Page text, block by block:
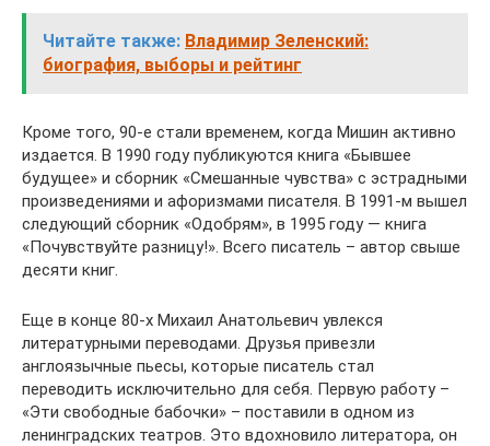
Читайте также: Владимир Зеленский:
биография, выборы и рейтинг
Кроме того, 90-е стали временем, когда Мишин активно
издается. В 1990 году публикуются книга «Бывшее
будущее» и сборник «Смешанные чувства» с эстрадными
произведениями и афоризмами писателя. В 1991-м вышел
следующий сборник «Одобрям», в 1995 году — книга
«Почувствуйте разницу!». Всего писатель – автор свыше
десяти книг.
Еще в конце 80-х Михаил Анатольевич увлекся
литературными переводами. Друзья привезли
англоязычные пьесы, которые писатель стал
переводить исключительно для себя. Первую работу –
«Эти свободные бабочки» – поставили в одном из
ленинградских театров. Это вдохновило литератора, он